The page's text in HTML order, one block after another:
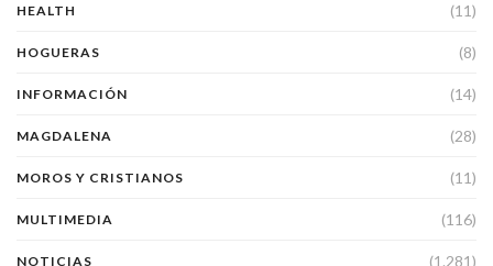
HEALTH (11)
HOGUERAS (8)
INFORMACIÓN (14)
MAGDALENA (28)
MOROS Y CRISTIANOS (11)
MULTIMEDIA (116)
NOTICIAS (1.281)